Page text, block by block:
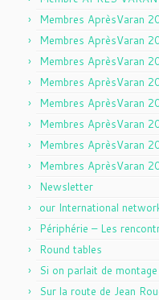
Membres AprèsVaran
Membres AprèsVaran
Membres AprèsVaran
Membres AprèsVaran
Membres AprèsVaran
Membres AprèsVaran
Membres AprèsVaran
Membres AprèsVaran
Newsletter
our International
Périphérie – Les
Round tables
Si on parlait de montage
Sur la route de Jean